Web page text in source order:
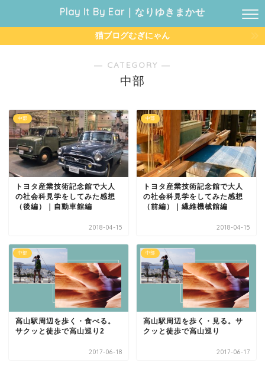
Play It By Ear｜なりゆきまかせ
猫ブログむぎにゃん
― CATEGORY ―
中部
中部
トヨタ産業技術記念館で大人
の社会科見学をしてみた感想
（後編）｜自動車館編
2018-04-15
中部
トヨタ産業技術記念館で大人
の社会科見学をしてみた感想
（前編）｜繊維機械館編
2018-04-15
中部
高山駅周辺を歩く・食べる。
サクッと徒歩で高山巡り2
2017-06-18
中部
高山駅周辺を歩く・見る。サ
クッと徒歩で高山巡り
2017-06-17